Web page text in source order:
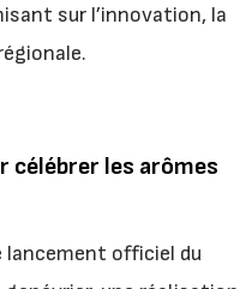
sur l’innovation, la
célébrer les arômes
lancement officiel du